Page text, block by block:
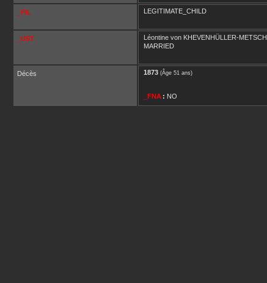
_FIL LEGITIMATE_CHILD
_UST Léontine von KHEVENHÜLLER-METSCH
MARRIED
Décès 1873 (Âge 51 ans)
_FNA : NO